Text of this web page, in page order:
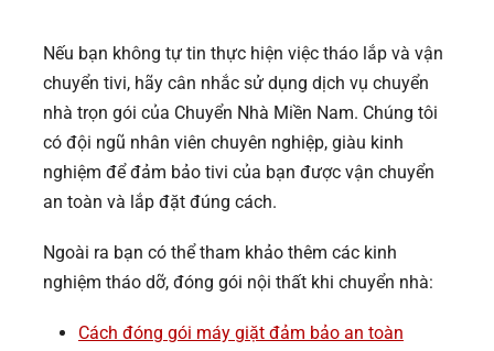
Nếu bạn không tự tin thực hiện việc tháo lắp và vận
chuyển tivi, hãy cân nhắc sử dụng dịch vụ chuyển
nhà trọn gói của Chuyển Nhà Miền Nam. Chúng tôi
có đội ngũ nhân viên chuyên nghiệp, giàu kinh
nghiệm để đảm bảo tivi của bạn được vận chuyển
an toàn và lắp đặt đúng cách.
Ngoài ra bạn có thể tham khảo thêm các kinh
nghiệm tháo dỡ, đóng gói nội thất khi chuyển nhà:
Cách đóng gói máy giặt đảm bảo an toàn